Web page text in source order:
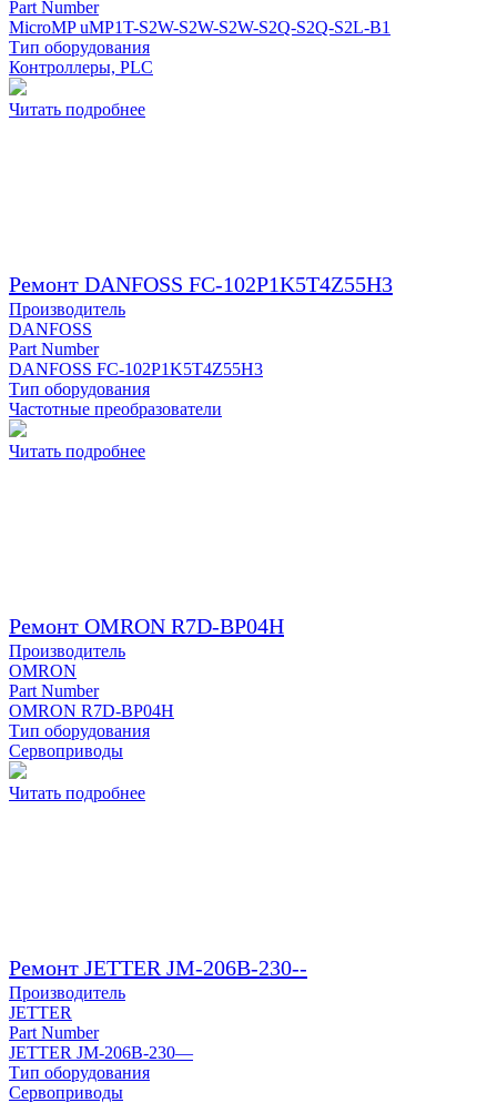
Part Number
MicroMP uMP1T-S2W-S2W-S2W-S2Q-S2Q-S2L-B1
Тип оборудования
Контроллеры, PLC
Читать подробнее
Ремонт DANFOSS FC-102P1K5T4Z55H3
Производитель
DANFOSS
Part Number
DANFOSS FC-102P1K5T4Z55H3
Тип оборудования
Частотные преобразователи
Читать подробнее
Ремонт OMRON R7D-BP04H
Производитель
OMRON
Part Number
OMRON R7D-BP04H
Тип оборудования
Сервоприводы
Читать подробнее
Ремонт JETTER JM-206B-230--
Производитель
JETTER
Part Number
JETTER JM-206B-230—
Тип оборудования
Сервоприводы